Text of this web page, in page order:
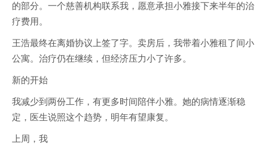
的部分。一个慈善机构联系我，愿意承担小雅接下来半年的治
疗费用。
王浩最终在离婚协议上签了字。卖房后，我带着小雅租了间小
公寓。治疗仍在继续，但经济压力小了许多。
新的开始
我减少到两份工作，有更多时间陪伴小雅。她的病情逐渐稳
定，医生说照这个趋势，明年有望康复。
上周，我